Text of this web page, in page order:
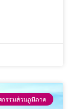
กรรมส่วนภูมิภาค